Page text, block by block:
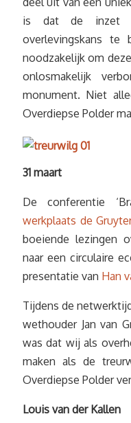
is dat de inzet
overlevingskans te
noodzakelijk om
onlosmakelijk
monument. Niet
Overdiepse Polder
31 maart
De conferentie
werkplaats de
boeiende lezingen
naar een circulaire
presentatie van Han
Tijdens de
wethouder Jan van
was dat wij als
maken als de
Overdiepse Polder
Louis van der Kallen